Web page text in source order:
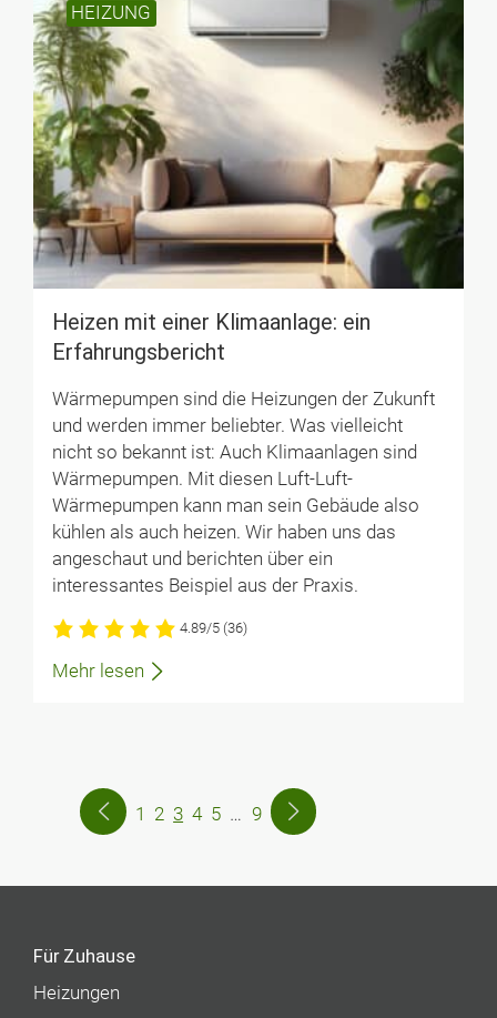
HEIZUNG
Heizen mit einer Klimaanlage: ein
Erfahrungsbericht
Wärmepumpen sind die Heizungen der Zukunft
und werden immer beliebter. Was vielleicht
nicht so bekannt ist: Auch Klimaanlagen sind
Wärmepumpen. Mit diesen Luft-Luft-
Wärmepumpen kann man sein Gebäude also
kühlen als auch heizen. Wir haben uns das
angeschaut und berichten über ein
interessantes Beispiel aus der Praxis.
4.89/5 (36)
Mehr lesen
1 2 3 4 5 … 9
Für Zuhause
Heizungen